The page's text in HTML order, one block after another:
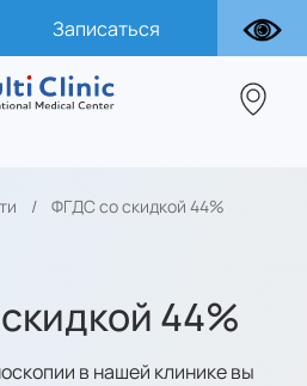
Записаться
ФГДС со скидкой 44%
44%
в нашей клинике вы